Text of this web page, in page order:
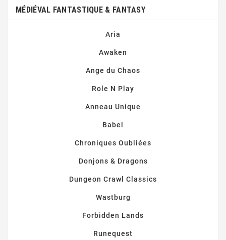
MÉDIÉVAL FANTASTIQUE & FANTASY
Aria
Awaken
Ange du Chaos
Role N Play
Anneau Unique
Babel
Chroniques Oubliées
Donjons & Dragons
Dungeon Crawl Classics
Wastburg
Forbidden Lands
Runequest